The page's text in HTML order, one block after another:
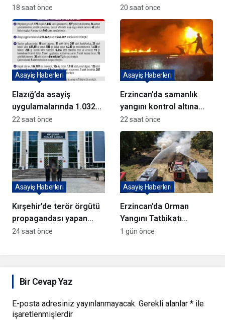
72 şüpheli adliyeye sevk
edildi
18 saat önce
kurşun yağdırıp kaçtılar
20 saat önce
Elazığ’da asayiş
uygulamalarında 1.032
kişi yakalandı
Asayiş Haberleri
22 saat önce
Erzincan’da samanlık
yangını kontrol altına
alındı
Asayiş Haberleri
22 saat önce
Kırşehir’de terör örgütü
propagandası yapan
şüpheli yakalandı
Asayiş Haberleri
24 saat önce
Erzincan’da Orman
Yangını Tatbikatı
Gerçekleştirildi
Asayiş Haberleri
1 gün önce
Bir Cevap Yaz
E-posta adresiniz yayınlanmayacak. Gerekli alanlar * ile
işaretlenmişlerdir